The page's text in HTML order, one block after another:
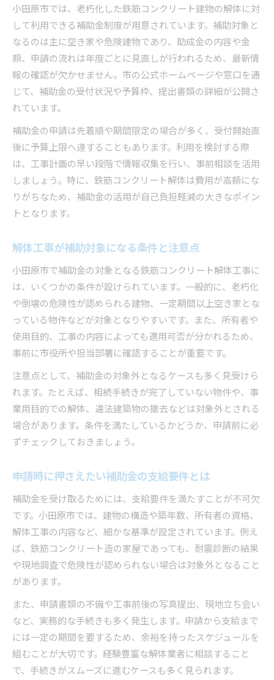
小田原市では、老朽化した鉄筋コンクリート建物の解体に対
して利用できる補助金制度が用意されています。補助対象と
なるのは主に空き家や危険建物であり、助成金の内容や金
額、申請の流れは年度ごとに見直しが行われるため、最新情
報の確認が欠かせません。市の公式ホームページや窓口を通
じて、補助金の受付状況や予算枠、提出書類の詳細が公開さ
れています。
補助金の申請は先着順や期間限定の場合が多く、受付開始直
後に予算上限へ達することもあります。利用を検討する際
は、工事計画の早い段階で情報収集を行い、事前相談を活用
しましょう。特に、鉄筋コンクリート解体は費用が高額にな
りがちなため、補助金の活用が自己負担軽減の大きなポイン
トとなります。
解体工事が補助対象になる条件と注意点
小田原市で補助金の対象となる鉄筋コンクリート解体工事に
は、いくつかの条件が設けられています。一般的に、老朽化
や倒壊の危険性が認められる建物、一定期間以上空き家とな
っている物件などが対象となりやすいです。また、所有者や
使用目的、工事の内容によっても適用可否が分かれるため、
事前に市役所や担当部署に確認することが重要です。
注意点として、補助金の対象外となるケースも多く見受けら
れます。たとえば、相続手続きが完了していない物件や、事
業用目的での解体、違法建築物の撤去などは対象外とされる
場合があります。条件を満たしているかどうか、申請前に必
ずチェックしておきましょう。
申請時に押さえたい補助金の支給要件とは
補助金を受け取るためには、支給要件を満たすことが不可欠
です。小田原市では、建物の構造や築年数、所有者の資格、
解体工事の内容など、細かな基準が設定されています。例え
ば、鉄筋コンクリート造の家屋であっても、耐震診断の結果
や現地調査で危険性が認められない場合は対象外となること
があります。
また、申請書類の不備や工事前後の写真提出、現地立ち会い
など、実務的な手続きも多く発生します。申請から支給まで
には一定の期間を要するため、余裕を持ったスケジュールを
組むことが大切です。経験豊富な解体業者に相談すること
で、手続きがスムーズに進むケースも多く見られます。